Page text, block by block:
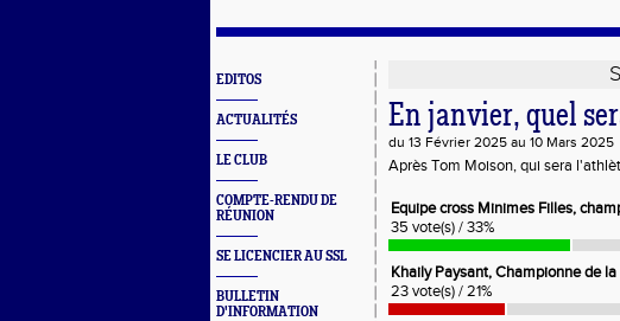
EDITOS
ACTUALITÉS
LE CLUB
COMPTE-RENDU DE
RÉUNION
SE LICENCIER AU SSL
BULLETIN
D'INFORMATION
En janvier, quel
du 13 Février 2025 au 10 Mars 2025
Après Tom Moison, qui sera
Equipe cross Minimes Filles,
35 vote(s) / 33%
Khaily Paysant, Championne de
23 vote(s) / 21%